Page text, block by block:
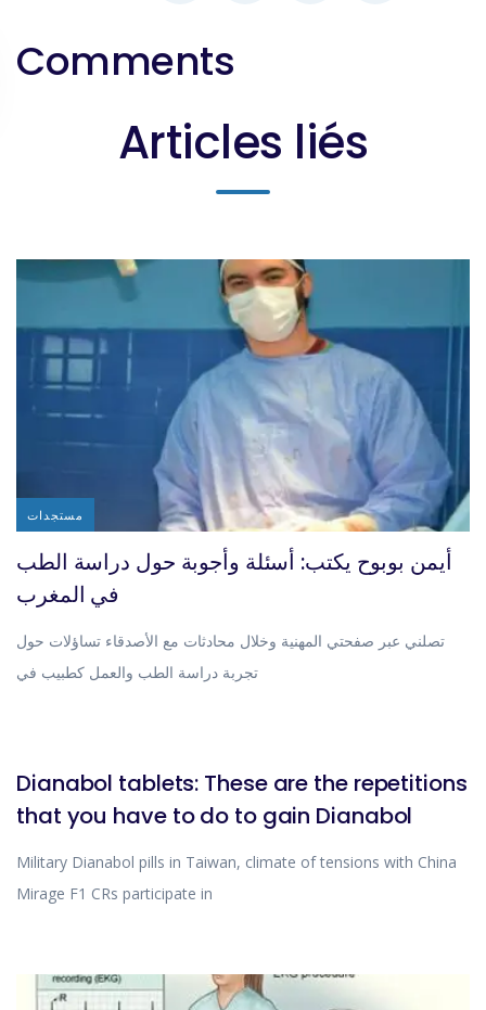
Comments
Articles liés
مستجدات
أيمن بوبوح يكتب: أسئلة وأجوبة حول دراسة الطب
في المغرب
تصلني عبر صفحتي المهنية وخلال محادثات مع الأصدقاء تساؤلات حول
تجربة دراسة الطب والعمل كطبيب في
Dianabol tablets: These are the repetitions
that you have to do to gain Dianabol
Military Dianabol pills in Taiwan, climate of tensions with China
Mirage F1 CRs participate in